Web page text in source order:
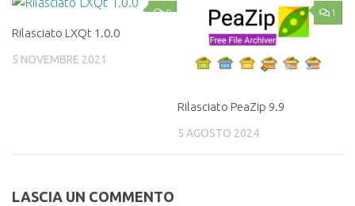
0
Rilasciato LXQt 1.0.0
5 NOVEMBRE 2021
1
Rilasciato PeaZip 9.9
5 AGOSTO 2024
LASCIA UN COMMENTO